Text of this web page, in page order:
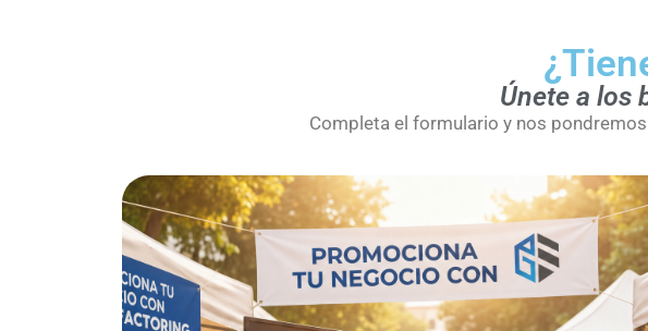
Únete a los
Completa el formulario y nos